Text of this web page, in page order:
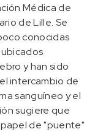
Médica de
de Lille. Se
conocidas
y han sido
intercambio de
sanguíneo y el
sugiere que
de "puente"